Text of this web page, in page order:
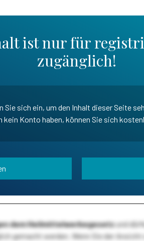
ist nur für
zugänglich!
Sie sich ein, um den Inhalt dieser Seite
kein Konto haben, können Sie sich
dem Heilmittelwerbegesetzund
gemacht werden. Wenn Sie der